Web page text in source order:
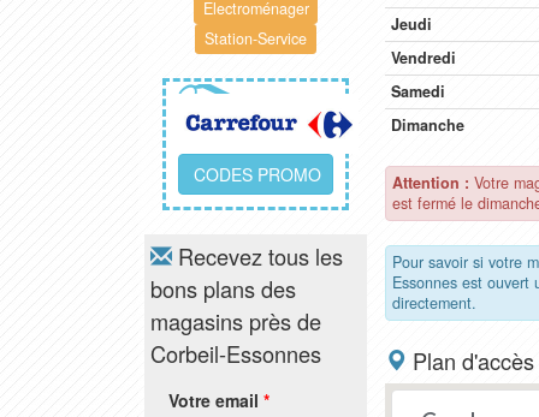
Electroménager
Station-Service
CODES PROMO
Recevez tous les
bons plans des
magasins près de
Corbeil-Essonnes
Votre email *
Jeudi
Vendredi
Samedi
Dimanche
Attention : Votre
est fermé le
Pour savoir si votre
Essonnes est ouvert
directement.
Plan d'accès